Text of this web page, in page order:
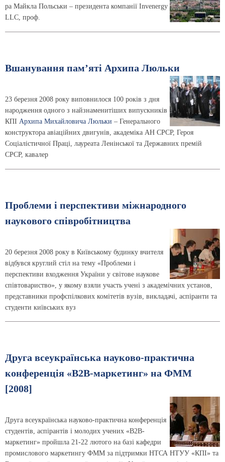
ра Майкла Польськи – президента компанії Invenergy
LLC, проф.
Вшанування пам’яті Архипа Люльки
23 березня 2008 року виповнилося 100 років з дня
народження одного з найзнаменитіших випускників
КПІ Архипа Михайловича Люльки – Генерального
конструктора авіаційних двигунів, академіка АН СРСР, Героя
Соціалістичної Праці, лауреата Ленінської та Державних премій
СРСР, кавалер
Проблеми і перспективи міжнародного
наукового співробітництва
20 березня 2008 року в Київському будинку вчителя
відбувся круглий стіл на тему «Проблеми і
перспективи входження України у світове наукове
співтовариство», у якому взяли участь учені з академічних установ,
представники профспілкових комітетів вузів, викладачі, аспіранти та
студенти київських вуз
Друга всеукраїнська науково-практична
конференція «В2В-маркетинг» на ФММ
[2008]
Друга всеукраїнська науково-практична конференція
студентів, аспірантів і молодих учених «B2B-
маркетинг» пройшла 21-22 лютого на базі кафедри
промислового маркетингу ФММ за підтримки НТСА НТУУ «КПІ» та